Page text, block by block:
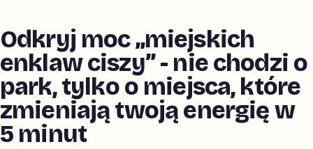
Odkryj moc „miejskich
enklaw ciszy” - nie chodzi o
park, tylko o miejsca, które
zmieniają twoją energię w
5 minut